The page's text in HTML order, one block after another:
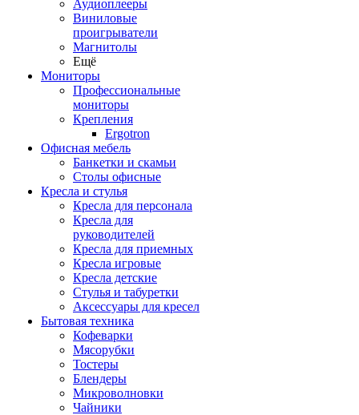
Аудиоплееры
Виниловые
проигрыватели
Магнитолы
Ещё
Мониторы
Профессиональные
мониторы
Крепления
Ergotron
Офисная мебель
Банкетки и скамьи
Столы офисные
Кресла и стулья
Кресла для персонала
Кресла для
руководителей
Кресла для приемных
Кресла игровые
Кресла детские
Стулья и табуретки
Аксессуары для кресел
Бытовая техника
Кофеварки
Мясорубки
Тостеры
Блендеры
Микроволновки
Чайники